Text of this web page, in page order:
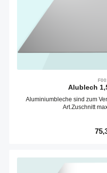
Alublech
Aluminiumbleche sind zum
Art.Zuschnitt